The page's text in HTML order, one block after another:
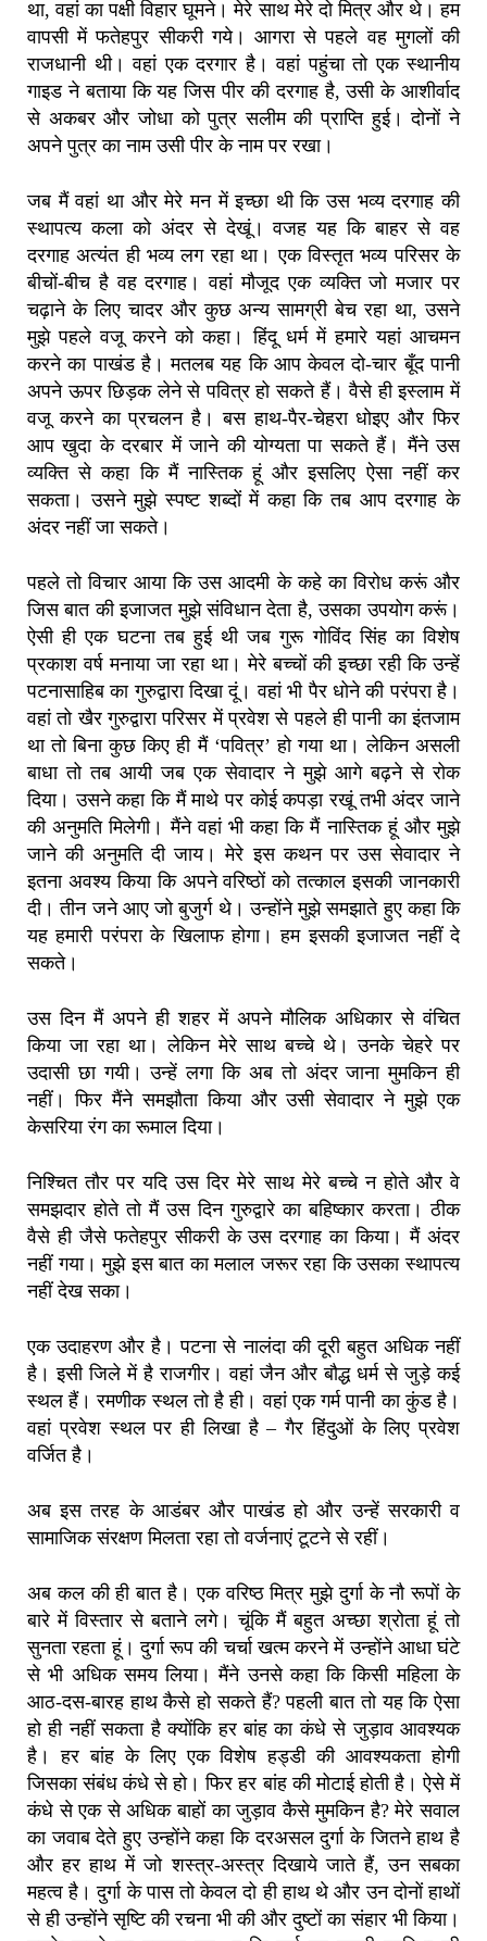
था, वहां का पक्षी विहार घूमने। मेरे साथ मेरे दो मित्र और थे। हम
वापसी में फतेहपुर सीकरी गये। आगरा से पहले वह मुगलों की
राजधानी थी। वहां एक दरगार है। वहां पहुंचा तो एक स्थानीय
गाइड ने बताया कि यह जिस पीर की दरगाह है, उसी के आशीर्वाद
से अकबर और जोधा को पुत्र सलीम की प्राप्ति हुई। दोनों ने
अपने पुत्र का नाम उसी पीर के नाम पर रखा।
जब मैं वहां था और मेरे मन में इच्छा थी कि उस भव्य दरगाह की
स्थापत्य कला को अंदर से देखूं। वजह यह कि बाहर से वह
दरगाह अत्यंत ही भव्य लग रहा था। एक विस्तृत भव्य परिसर के
बीचों-बीच है वह दरगाह। वहां मौजूद एक व्यक्ति जो मजार पर
चढ़ाने के लिए चादर और कुछ अन्य सामग्री बेच रहा था, उसने
मुझे पहले वजू करने को कहा। हिंदू धर्म में हमारे यहां आचमन
करने का पाखंड है। मतलब यह कि आप केवल दो-चार बूँद पानी
अपने ऊपर छिड़क लेने से पवित्र हो सकते हैं। वैसे ही इस्लाम में
वजू करने का प्रचलन है। बस हाथ-पैर-चेहरा धोइए और फिर
आप खुदा के दरबार में जाने की योग्यता पा सकते हैं। मैंने उस
व्यक्ति से कहा कि मैं नास्तिक हूं और इसलिए ऐसा नहीं कर
सकता। उसने मुझे स्पष्ट शब्दों में कहा कि तब आप दरगाह के
अंदर नहीं जा सकते।
पहले तो विचार आया कि उस आदमी के कहे का विरोध करूं और
जिस बात की इजाजत मुझे संविधान देता है, उसका उपयोग करूं।
ऐसी ही एक घटना तब हुई थी जब गुरू गोविंद सिंह का विशेष
प्रकाश वर्ष मनाया जा रहा था। मेरे बच्चों की इच्छा रही कि उन्हें
पटनासाहिब का गुरुद्वारा दिखा दूं। वहां भी पैर धोने की परंपरा है।
वहां तो खैर गुरुद्वारा परिसर में प्रवेश से पहले ही पानी का इंतजाम
था तो बिना कुछ किए ही मैं ‘पवित्र’ हो गया था। लेकिन असली
बाधा तो तब आयी जब एक सेवादार ने मुझे आगे बढ़ने से रोक
दिया। उसने कहा कि मैं माथे पर कोई कपड़ा रखूं तभी अंदर जाने
की अनुमति मिलेगी। मैंने वहां भी कहा कि मैं नास्तिक हूं और मुझे
जाने की अनुमति दी जाय। मेरे इस कथन पर उस सेवादार ने
इतना अवश्य किया कि अपने वरिष्ठों को तत्काल इसकी जानकारी
दी। तीन जने आए जो बुजुर्ग थे। उन्होंने मुझे समझाते हुए कहा कि
यह हमारी परंपरा के खिलाफ होगा। हम इसकी इजाजत नहीं दे
सकते।
उस दिन मैं अपने ही शहर में अपने मौलिक अधिकार से वंचित
किया जा रहा था। लेकिन मेरे साथ बच्चे थे। उनके चेहरे पर
उदासी छा गयी। उन्हें लगा कि अब तो अंदर जाना मुमकिन ही
नहीं। फिर मैंने समझौता किया और उसी सेवादार ने मुझे एक
केसरिया रंग का रूमाल दिया।
निश्चित तौर पर यदि उस दिर मेरे साथ मेरे बच्चे न होते और वे
समझदार होते तो मैं उस दिन गुरुद्वारे का बहिष्कार करता। ठीक
वैसे ही जैसे फतेहपुर सीकरी के उस दरगाह का किया। मैं अंदर
नहीं गया। मुझे इस बात का मलाल जरूर रहा कि उसका स्थापत्य
नहीं देख सका।
एक उदाहरण और है। पटना से नालंदा की दूरी बहुत अधिक नहीं
है। इसी जिले में है राजगीर। वहां जैन और बौद्ध धर्म से जुड़े कई
स्थल हैं। रमणीक स्थल तो है ही। वहां एक गर्म पानी का कुंड है।
वहां प्रवेश स्थल पर ही लिखा है – गैर हिंदुओं के लिए प्रवेश
वर्जित है।
अब इस तरह के आडंबर और पाखंड हो और उन्हें सरकारी व
सामाजिक संरक्षण मिलता रहा तो वर्जनाएं टूटने से रहीं।
अब कल की ही बात है। एक वरिष्ठ मित्र मुझे दुर्गा के नौ रूपों के
बारे में विस्तार से बताने लगे। चूंकि मैं बहुत अच्छा श्रोता हूं तो
सुनता रहता हूं। दुर्गा रूप की चर्चा खत्म करने में उन्होंने आधा घंटे
से भी अधिक समय लिया। मैंने उनसे कहा कि किसी महिला के
आठ-दस-बारह हाथ कैसे हो सकते हैं? पहली बात तो यह कि ऐसा
हो ही नहीं सकता है क्योंकि हर बांह का कंधे से जुड़ाव आवश्यक
है। हर बांह के लिए एक विशेष हड्डी की आवश्यकता होगी
जिसका संबंध कंधे से हो। फिर हर बांह की मोटाई होती है। ऐसे में
कंधे से एक से अधिक बाहों का जुड़ाव कैसे मुमकिन है? मेरे सवाल
का जवाब देते हुए उन्होंने कहा कि दरअसल दुर्गा के जितने हाथ है
और हर हाथ में जो शस्त्र-अस्त्र दिखाये जाते हैं, उन सबका
महत्व है। दुर्गा के पास तो केवल दो ही हाथ थे और उन दोनों हाथों
से ही उन्होंने सृष्टि की रचना भी की और दुष्टों का संहार भी किया।